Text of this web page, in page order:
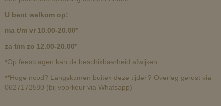
U bent welkom op:
ma t/m vr 10.00-20.00*
za t/m zo 12.00-20.00*
*Op feestdagen kan de beschikbaarheid afwijken.
**Hoge nood? Langskomen buiten deze tijden? Overleg gerust via
0627172580 (bij voorkeur via Whatsapp)